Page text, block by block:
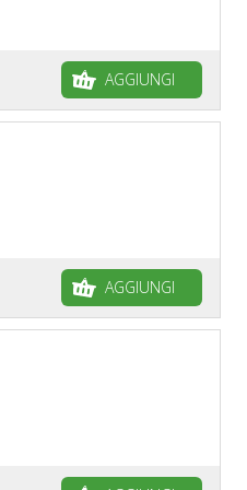
AGGIUNGI
AGGIUNGI